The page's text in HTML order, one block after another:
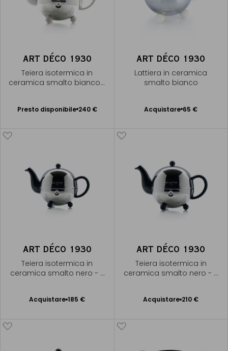
ART DÉCO 1930
Teiera isotermica in
ceramica smalto bianco -
Presto disponibile 240 €
ART DÉCO 1930
Lattiera in ceramica
smalto bianco
Acquistare 65 €
Aggiungere
ART DÉCO 1930
Teiera isotermica in
ceramica smalto nero - 3
Acquistare 185 €
Aggiungere
ART DÉCO 1930
Teiera isotermica in
ceramica smalto nero - 5
Acquistare 210 €
Aggiungere